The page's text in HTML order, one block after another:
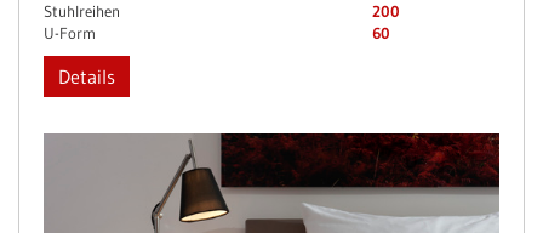
Stuhlreihen
200
U-Form
60
Details